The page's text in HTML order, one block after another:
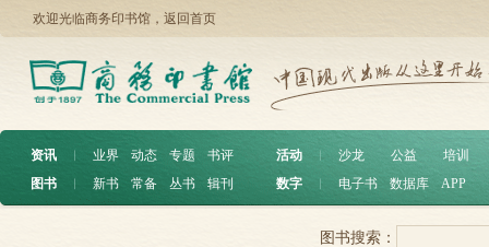
欢迎光临商务印书馆， 返回首页
资讯 ︱ 业界 动态 专题
书评
图书
︱ 新书 常备 丛书 辑刊
活动 沙龙 公益
培训
数字
电子书 数据库 APP
图书搜索：